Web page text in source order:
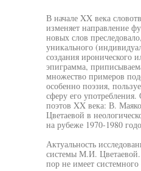
В начале XX века
изменяет направление
новых слов
уникального
создания иронического
эпиграмма,
множество примеров
особенно поэзия,
сферу его употребления.
поэтов XX века: В.
Цветаевой в
на рубеже 1970-1980
Актуальность
системы М.И. Цветаевой.
пор не имеет